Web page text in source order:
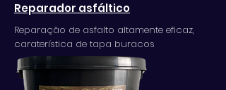
Reparador asfáltico
Reparação de asfalto altamente eficaz,
caraterística de tapa buracos